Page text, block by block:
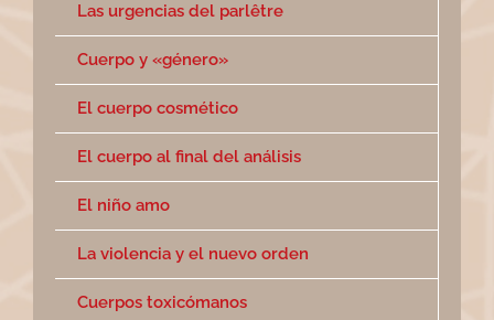
Las urgencias del parlêtre
Cuerpo y «género»
El cuerpo cosmético
El cuerpo al final del análisis
El niño amo
La violencia y el nuevo orden
Cuerpos toxicómanos